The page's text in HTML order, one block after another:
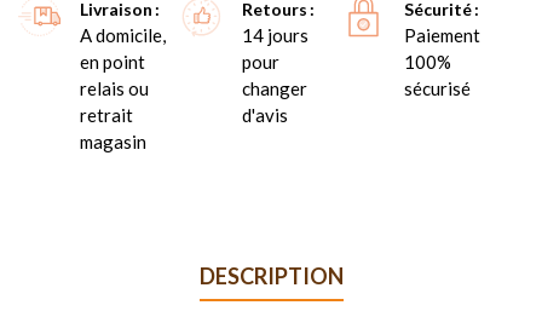
Livraison
A domicile,
en point
relais ou
retrait
magasin
Retours
14 jours
pour
changer
d'avis
Sécurité
Paiement
100%
sécurisé
DESCRIPTION